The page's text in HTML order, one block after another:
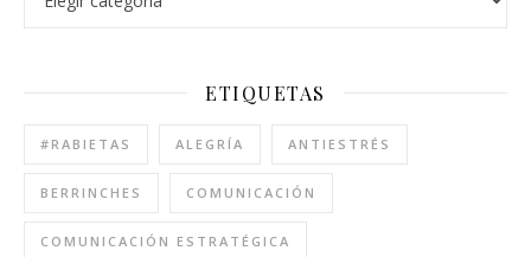
ETIQUETAS
#RABIETAS ALEGRÍA ANTIESTRÉS
BERRINCHES COMUNICACIÓN
COMUNICACIÓN ESTRATÉGICA